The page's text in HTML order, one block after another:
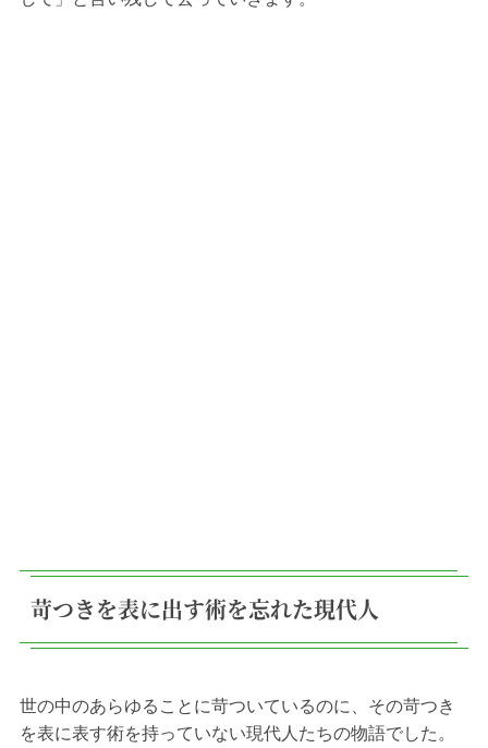
苛つきを表に出す術を忘れた現代人
世の中のあらゆることに苛ついているのに、その苛つき
を表に表す術を持っていない現代人たちの物語でした。